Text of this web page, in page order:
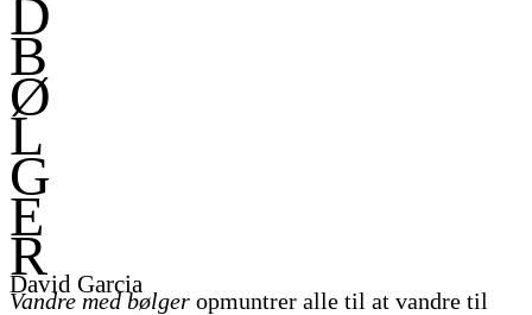
D
B
Ø
L
G
E
R
David Garcia
Vandre med bølger opmuntrer alle til at vandre til